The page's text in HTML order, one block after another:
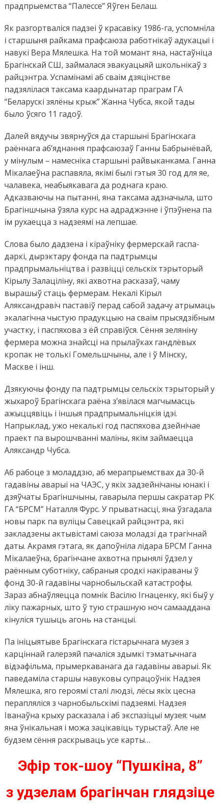
прадпрыемства “Палессе” Яўген Белаш.
Як разгортваліся падзеі ў красавіку 1986-га, успомніла
і старшыня райкама прафсаюза работнікаў адукацыі і
навукі Вера Мялешка. На той момант яна, настаўніца
Брагінскай СШ, займалася эвакуацыяй школьнікаў з
райцэнтра. Успамінамі аб сваім дзяцінстве
падзялілася таксама каардынатар праграм ГА
“Беларускі зялёны крыж” Жанна Чубса, якой тады
было ўсяго 11 гадоў.
Далей вядучы звярнуўся да старшыні Брагінскага
раённага аб’яднання прафсаюзаў Ганны Бабрынёвай,
у мінулым – намесніка старшыні райвыканкама. Ганна
Мікалаеўна распавяла, якімі былі гэтыя 30 год для яе,
чалавека, неабыякавага да роднага краю.
Адказваючы на пытанні, яна таксама адзначыла, што
Брагіншчына ўзяла курс на адраджэнне і ўпэўнена па
ім рухаецца з надзеямі на лепшае.
Слова было дадзена і кіраўніку фермерскай гаспа-
даркі, дырэктару фонда па падтрымцы
прадпрымальніцтва і развіцці сельскіх тэрыторый
Кірылу Залаціліну, які ахвотна расказаў, чаму
вырашыў стаць фермерам. Некалі Кірыл
Аляксандравіч паставіў перад сабой задачу атрымаць
экалагічна чыстую прадукцыю на сваім прысядзібным
участку, і паспяхова з ёй справіўся. Сёння зеляніну
фермера можна знайсці на прылаўках гандлёвых
кропак не толькі Гомельшчыны, але і ў Мінску,
Маскве і інш.
Дзякуючы фонду па падтрымцы сельскіх тэрыторый у
жыхароў Брагінскага раёна з’явілася магчымасць
ажыццявіць і іншыя прадпрымальніцкія ідэі.
Напрыклад, ужо некалькі год паспяхова дзейнічае
праект па вырошчванні маліны, якім займаецца
Аляксандр Чубса.
Аб рабоце з моладдзю, аб мерапрыемствах да 30-й
гадавіны аварыі на ЧАЭС, у якіх задзейнічаны юнакі і
дзяўчаты Брагіншчыны, гаварыла першы сакратар РК
ГА “БРСМ” Наталля Фурс. У прыватнасці, яна ўзгадала
новы парк па вуліцы Савецкай райцэнтра, які
закладзены актывістамі саюза моладзі да трагічнай
даты. Акрамя гэтага, як дапоўніла лідара БРСМ Ганна
Мікалаеўна, брагінчане ахвотна прынялі ўдзел у
раённым суботніку, сабраныя сродкі накіраваны ў
фонд 30-й гадавіны чарнобыльскай катастрофы.
Зараз абнаўляецца помнік Васілю Ігнаценку, які быў у
ліку пажарных, што ў тую страшную ноч самааддана
кінуліся тушыць агонь на станцыі.
Па ініцыятыве Брагінскага гістарычнага музея з
карціннай галерэяй пачаліся здымкі тэматычнага
відэафільма, прымеркаванага да гадавіны аварыі. Як
паведаміла старшы навуковы супрацоўнік Надзея
Мялешка, яго героямі сталі людзі, лёсы якіх цесна
перапляліся з чарнобыльскімі падзеямі. Надзея
Іванаўна крыху расказала і аб экспазіцыі музея: чым
яна ўнікальная і можа зацікавіць турыстаў. Але не
будзем сёння раскрываць усе карты…
Эфір ток-шоу “Пушкіна, 8”
з удзелам брагінчан глядзіце